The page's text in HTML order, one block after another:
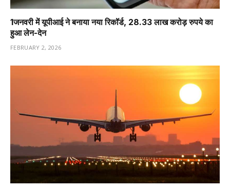
1️जनवरी में यूपीआई ने बनाया नया रिकॉर्ड, 28.33 लाख करोड़ रुपये का
हुआ लेन-देन
FEBRUARY 2, 2026